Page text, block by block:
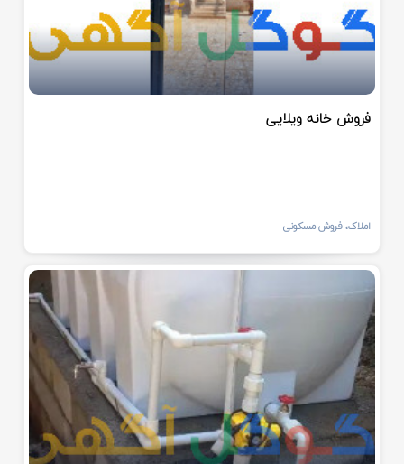
فروش خانه ویلایی
املاک، فروش مسکونی